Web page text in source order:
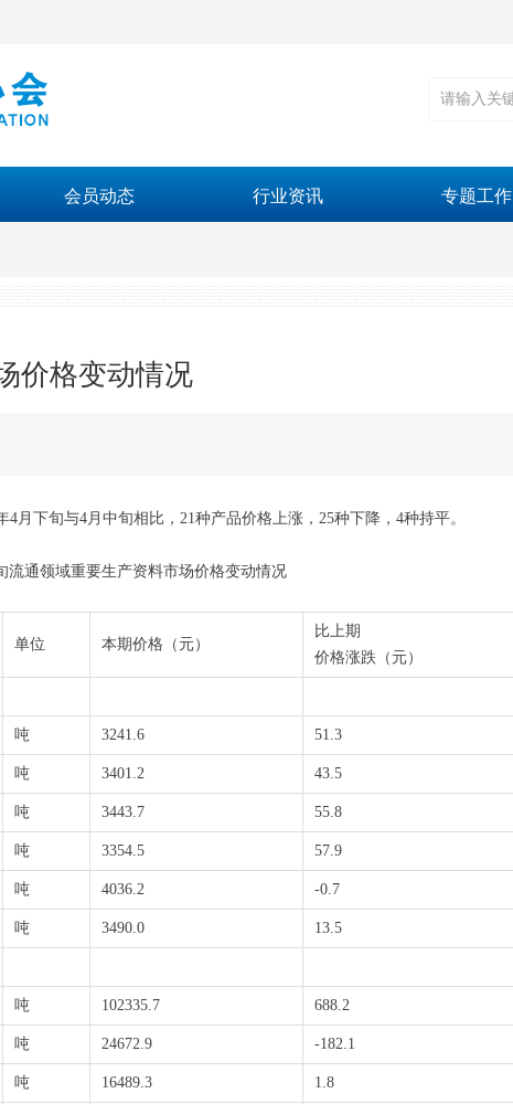
会员动态 行业资讯 专题工作
下旬与4月中旬相比，21种产品价格上涨，25种下降，4种持平。
流通领域重要生产资料市场价格变动情况
单位 本期价格（元）
比上期
价格涨跌（元）
吨 3241.6 51.3
吨 3401.2 43.5
吨 3443.7 55.8
吨 3354.5 57.9
吨 4036.2 -0.7
吨 3490.0 13.5
吨 102335.7 688.2
吨 24672.9 -182.1
吨 16489.3 1.8
价格变动情况